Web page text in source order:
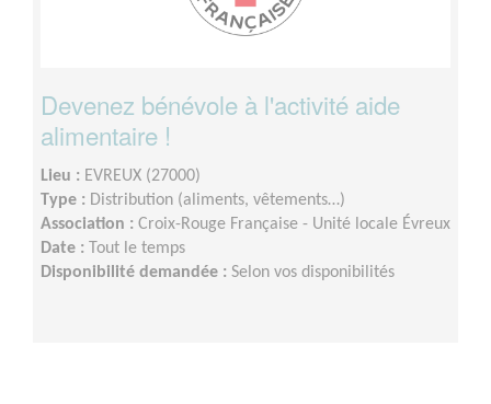
Devenez bénévole à l'activité aide
alimentaire !
Lieu : EVREUX (27000)
Type : Distribution (aliments, vêtements…)
Association : Croix-Rouge Française - Unité locale Évreux
Date : Tout le temps
Disponibilité demandée : Selon vos disponibilités